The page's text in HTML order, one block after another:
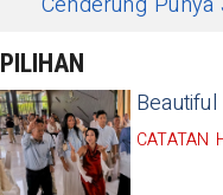
PILIHAN
CATATAN